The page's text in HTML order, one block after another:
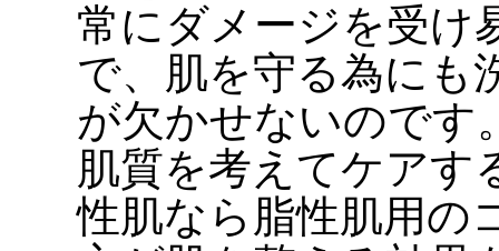
常にダメージを受け
で、肌を守る為にも
が欠かせないのです
肌質を考えてケアす
性肌なら脂性肌用の